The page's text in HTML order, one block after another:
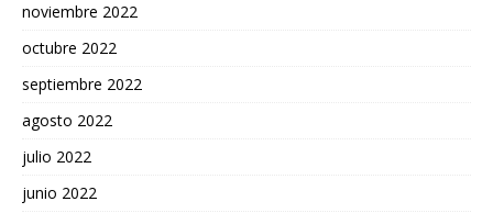
noviembre 2022
octubre 2022
septiembre 2022
agosto 2022
julio 2022
junio 2022